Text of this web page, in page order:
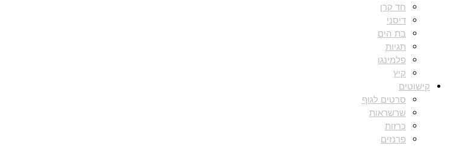
חד קרן
דיסני
בת הים
תגיות
פלמינגו
קיץ
קישוטים
סרטים לגוף
שרשראות
כרזות
פרנזים